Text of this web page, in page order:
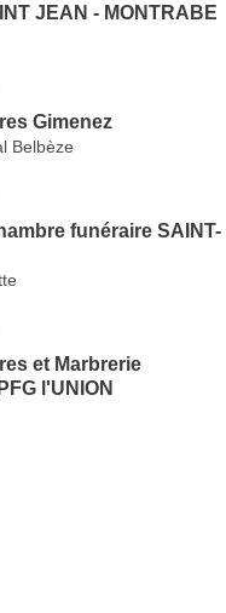
JEAN - MONTRABE
Gimenez
Belbèze
funéraire SAINT-
et Marbrerie
l'UNION